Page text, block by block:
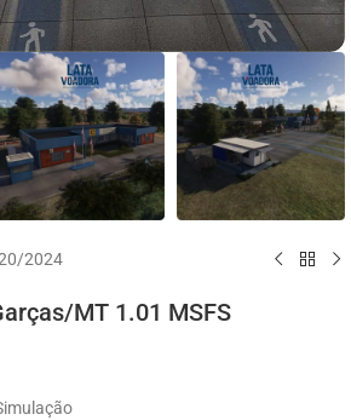
2024
MT 1.01 MSFS